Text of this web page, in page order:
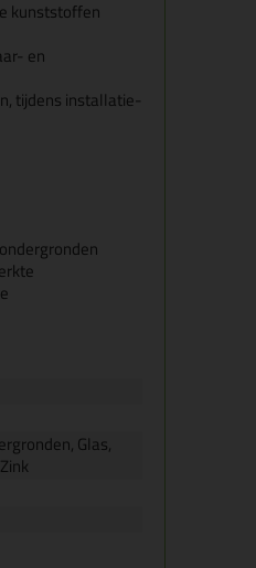
kunststoffen
en
tijdens installatie-
Glas,